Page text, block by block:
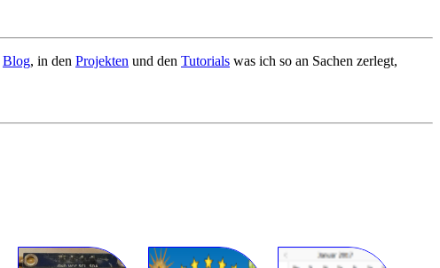
Blog, in den Projekten und den Tutorials was ich so an Sachen zerlegt,